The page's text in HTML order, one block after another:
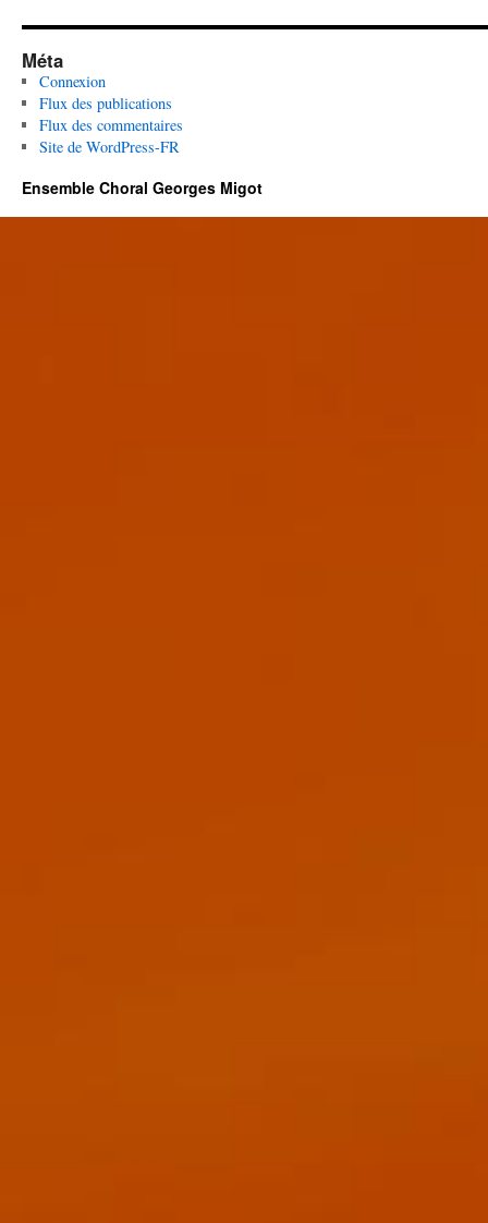
Méta
Connexion
Flux des publications
Flux des commentaires
Site de WordPress-FR
Ensemble Choral Georges Migot